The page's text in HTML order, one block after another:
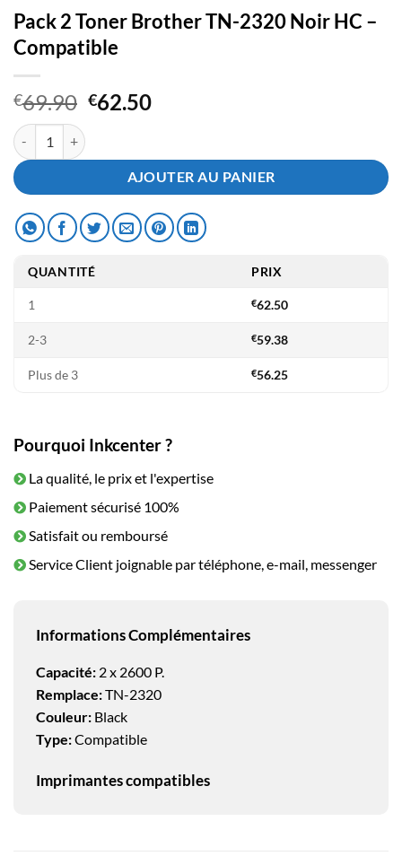
Pack 2 Toner Brother TN-2320 Noir HC –
Compatible
€69.90 Le
était :
€69.90.
€62.50Le
est :
€62.50.
quantité de Pack 2 Toner Brother TN-2320 Noir HC - Compatible
AJOUTER AU PANIER
QUANTITÉ PRIX
1 €62.50
2-3 €59.38
Plus de 3 €56.25
Pourquoi Inkcenter ?
La qualité, le prix et l'expertise
Paiement sécurisé 100%
Satisfait ou remboursé
Service Client joignable par téléphone, e-mail, messenger
Informations Complémentaires
Capacité: 2 x 2600 P.
Remplace:TN-2320
Couleur: Black
Type:Compatible
Imprimantes compatibles